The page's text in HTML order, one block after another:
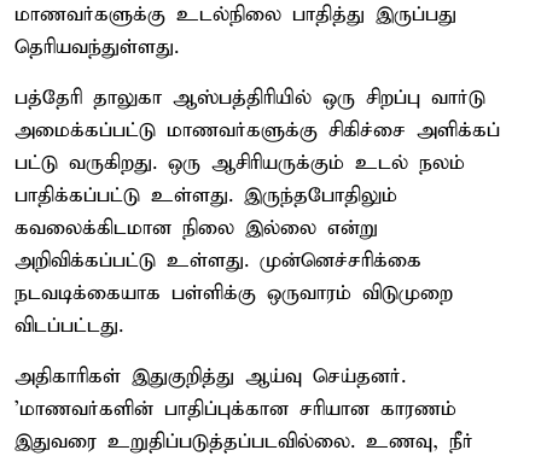
மாணவர்களுக்கு உடல்நிலை பாதித்து இருப்பது
தெரியவந்துள்ளது.
பத்தேரி தாலுகா ஆஸ்பத்திரியில் ஒரு சிறப்பு வார்டு
அமைக்கப்பட்டு மாணவர்களுக்கு சிகிச்சை அளிக்கப்
பட்டு வருகிறது. ஒரு ஆசிரியருக்கும் உடல் நலம்
பாதிக்கப்பட்டு உள்ளது. இருந்தபோதிலும்
கவலைக்கிடமான நிலை இல்லை என்று
அறிவிக்கப்பட்டு உள்ளது. முன்னெச்சரிக்கை
நடவடிக்கையாக பள்ளிக்கு ஒருவாரம் விடுமுறை
விடப்பட்டது.
அதிகாரிகள் இதுகுறித்து ஆய்வு செய்தனர்.
'மாணவர்களின் பாதிப்புக்கான சரியான காரணம்
இதுவரை உறுதிப்படுத்தப்படவில்லை. உணவு, நீர்